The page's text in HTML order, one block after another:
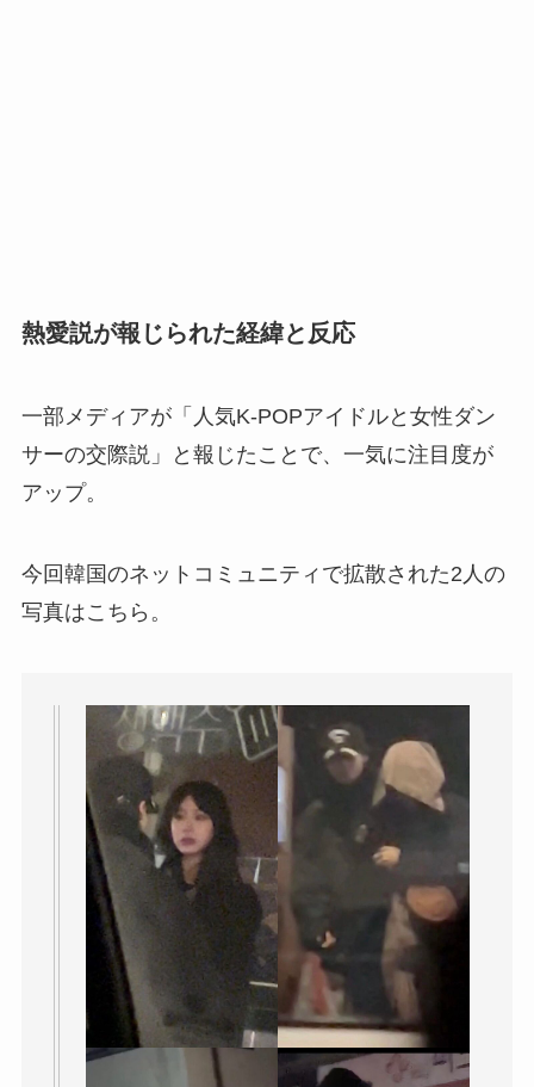
熱愛説が報じられた経緯と反応
一部メディアが「人気K-POPアイドルと女性ダン
サーの交際説」と報じたことで、一気に注目度が
アップ。
今回韓国のネットコミュニティで拡散された2人の
写真はこちら。